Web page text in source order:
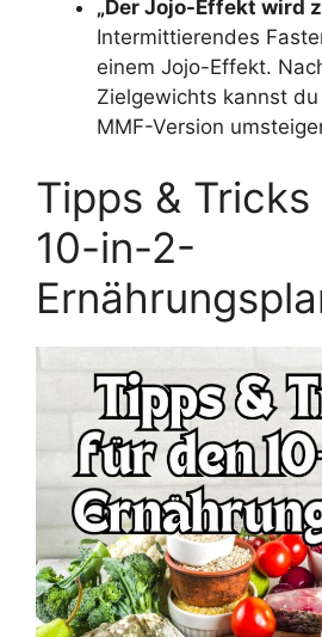
„Der Jojo-Effekt wird
Intermittierendes
einem Jojo-Effekt.
Zielgewichts kannst
MMF-Version
Tipps &
10-in-2-